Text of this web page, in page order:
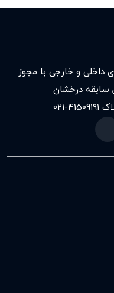
داخلی و خارجی با مجوز
021-41509